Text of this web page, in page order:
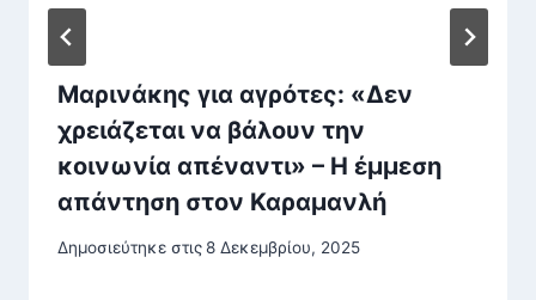
Μαρινάκης για αγρότες: «Δεν
χρειάζεται να βάλουν την
κοινωνία απέναντι» – Η έμμεση
απάντηση στον Καραμανλή
Δημοσιεύτηκε στις8 Δεκεμβρίου, 2025